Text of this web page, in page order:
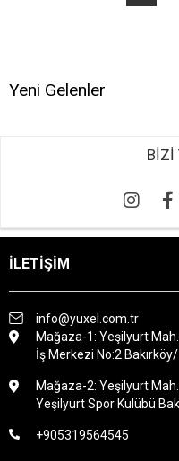
Yeni Gelenler
BİZİ
İLETİŞİM
info@yuxel.com.tr
Mağaza-1: Yeşilyurt
İş Merkezi No:2
Mağaza-2: Yeşilyurt
Yeşilyurt Spor Kulübü
+905319564545